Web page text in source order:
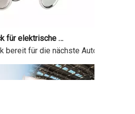
bereit für die nächste